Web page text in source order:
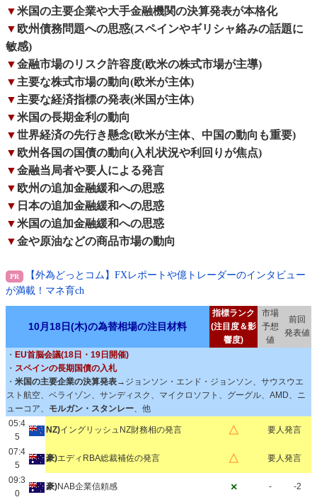
▼米国の主要企業や大手金融機関の決算発表が本格化
▼ 欧州債務問題への思惑(スペインやギリシャ絡みの話題に
敏感)
▼金融市場のリスク許容度(欧米の株式市場が主導)
▼主要な株式市場の動向(欧米が主体)
▼主要な経済指標の発表(米国が主体)
▼米国の長期金利の動向
▼世界経済の先行き懸念(欧米が主体、中国の動向も重要)
▼ 欧州各国の国債の動向(入札状況や利回りが焦点)
▼金融当局者や要人による発言
▼ 欧州の追加金融緩和への思惑
▼ 日本の追加金融緩和への思惑
▼米国の追加金融緩和への思惑
▼金や原油などの商品市場の動向
【外為どっとコム】FXレポートや億トレーダーのインタビュー
が満載！マネ育ch
10月18日(木)の為替相場の注目材料
指標ランク
(注目度＆影
響度)
市場
予想
値
前回
発表値
・ EU首脳会議(18日・19日開催)
・ スペインの長期国債の入札
・ 米国の主要企業の決算発表→ ジョンソン・エンド・ジョンソン、サウスウエ
スト航空、ベライゾン、サンディスク、マイクロソフト、グーグル、AMD、ニ
ューコア、 モルガン・スタンレー、他
05:4
5
NZ)イングリッシュNZ財務相の発言 △ 要人発言
07:4
5
豪)エディRBA総裁補佐の発言 △ 要人発言
09:3
0
豪)NAB企業信頼感 × - -2